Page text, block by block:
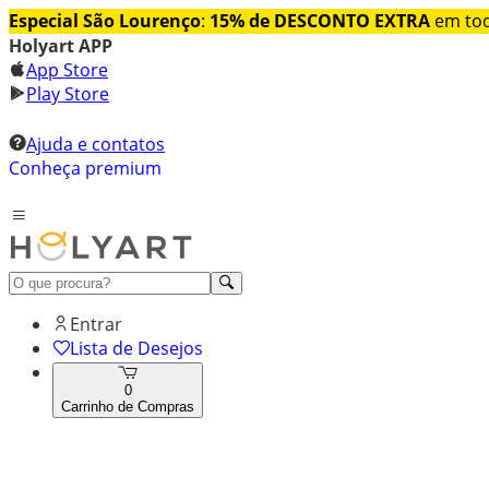
Especial São Lourenço: 15% de DESCONTO EXTRA em
Holyart APP
App Store
Play Store
Ajuda e contatos
Conheça premium
Entrar
Lista de Desejos
0
Carrinho de Compras